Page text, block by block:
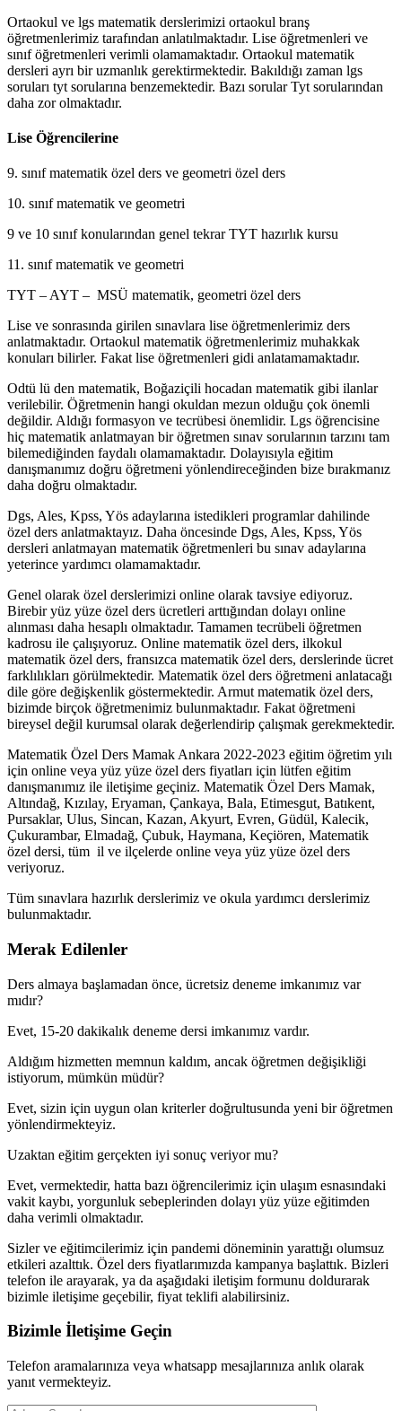
Ortaokul ve lgs matematik derslerimizi ortaokul branş
öğretmenlerimiz tarafından anlatılmaktadır. Lise öğretmenleri ve
sınıf öğretmenleri verimli olamamaktadır. Ortaokul matematik
dersleri ayrı bir uzmanlık gerektirmektedir. Bakıldığı zaman lgs
soruları tyt sorularına benzemektedir. Bazı sorular Tyt sorularından
daha zor olmaktadır.
Lise Öğrencilerine
9. sınıf matematik özel ders ve geometri özel ders
10. sınıf matematik ve geometri
9 ve 10 sınıf konularından genel tekrar TYT hazırlık kursu
11. sınıf matematik ve geometri
TYT – AYT – MSÜ matematik, geometri özel ders
Lise ve sonrasında girilen sınavlara lise öğretmenlerimiz ders
anlatmaktadır. Ortaokul matematik öğretmenlerimiz muhakkak
konuları bilirler. Fakat lise öğretmenleri gidi anlatamamaktadır.
Odtü lü den matematik, Boğaziçili hocadan matematik gibi ilanlar
verilebilir. Öğretmenin hangi okuldan mezun olduğu çok önemli
değildir. Aldığı formasyon ve tecrübesi önemlidir. Lgs öğrencisine
hiç matematik anlatmayan bir öğretmen sınav sorularının tarzını tam
bilemediğinden faydalı olamamaktadır. Dolayısıyla eğitim
danışmanımız doğru öğretmeni yönlendireceğinden bize bırakmanız
daha doğru olmaktadır.
Dgs, Ales, Kpss, Yös adaylarına istedikleri programlar dahilinde
özel ders anlatmaktayız. Daha öncesinde Dgs, Ales, Kpss, Yös
dersleri anlatmayan matematik öğretmenleri bu sınav adaylarına
yeterince yardımcı olamamaktadır.
Genel olarak özel derslerimizi online olarak tavsiye ediyoruz.
Birebir yüz yüze özel ders ücretleri arttığından dolayı online
alınması daha hesaplı olmaktadır. Tamamen tecrübeli öğretmen
kadrosu ile çalışıyoruz. Online matematik özel ders, ilkokul
matematik özel ders, fransızca matematik özel ders, derslerinde ücret
farklılıkları görülmektedir. Matematik özel ders öğretmeni anlatacağı
dile göre değişkenlik göstermektedir. Armut matematik özel ders,
bizimde birçok öğretmenimiz bulunmaktadır. Fakat öğretmeni
bireysel değil kurumsal olarak değerlendirip çalışmak gerekmektedir.
Matematik Özel Ders Mamak Ankara 2022-2023 eğitim öğretim yılı
için online veya yüz yüze özel ders fiyatları için lütfen eğitim
danışmanımız ile iletişime geçiniz. Matematik Özel Ders Mamak,
Altındağ, Kızılay, Eryaman, Çankaya, Bala, Etimesgut, Batıkent,
Pursaklar, Ulus, Sincan, Kazan, Akyurt, Evren, Güdül, Kalecik,
Çukurambar, Elmadağ, Çubuk, Haymana, Keçiören, Matematik
özel dersi, tüm il ve ilçelerde online veya yüz yüze özel ders
veriyoruz.
Tüm sınavlara hazırlık derslerimiz ve okula yardımcı derslerimiz
bulunmaktadır.
Merak Edilenler
Ders almaya başlamadan önce, ücretsiz deneme imkanımız var
mıdır?
Evet, 15-20 dakikalık deneme dersi imkanımız vardır.
Aldığım hizmetten memnun kaldım, ancak öğretmen değişikliği
istiyorum, mümkün müdür?
Evet, sizin için uygun olan kriterler doğrultusunda yeni bir öğretmen
yönlendirmekteyiz.
Uzaktan eğitim gerçekten iyi sonuç veriyor mu?
Evet, vermektedir, hatta bazı öğrencilerimiz için ulaşım esnasındaki
vakit kaybı, yorgunluk sebeplerinden dolayı yüz yüze eğitimden
daha verimli olmaktadır.
Sizler ve eğitimcilerimiz için pandemi döneminin yarattığı olumsuz
etkileri azalttık. Özel ders fiyatlarımızda kampanya başlattık. Bizleri
telefon ile arayarak, ya da aşağıdaki iletişim formunu doldurarak
bizimle iletişime geçebilir, fiyat teklifi alabilirsiniz.
Bizimle İletişime Geçin
Telefon aramalarınıza veya whatsapp mesajlarınıza anlık olarak
yanıt vermekteyiz.